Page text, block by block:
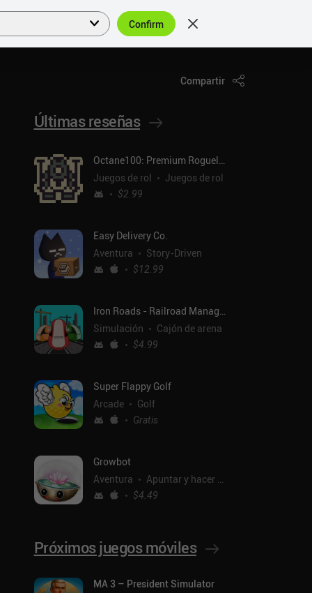
ES
Compartir
Últimas reseñas
Octane100: Premium Roguelike
Juegos de rol
Juegos de rol
$2.99
Easy Delivery Co.
Aventura
Story-Driven
$12.99
Iron Roads - Railroad Manager
Simulación
Cajón de arena
$4.99
Super Flappy Golf
Arcade
Golf
Gratis
Growbot
Aventura
Apuntar y hacer clic
$4.49
Próximos juegos móviles
MA 3 – President Simulator
Confirm